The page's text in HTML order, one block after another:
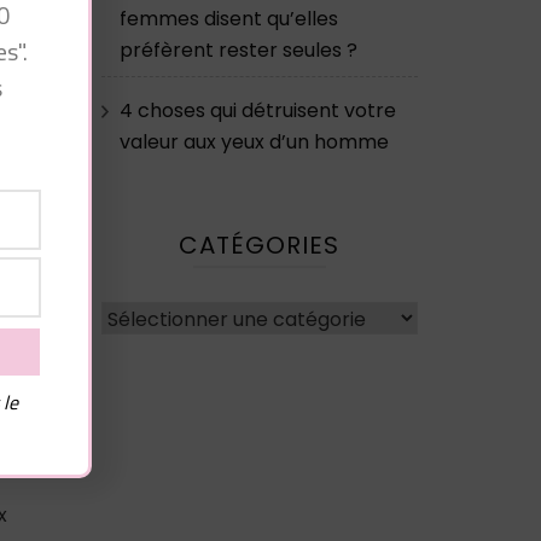
femmes disent qu’elles
préfèrent rester seules ?
4 choses qui détruisent votre
valeur aux yeux d’un homme
CATÉGORIES
Catégories